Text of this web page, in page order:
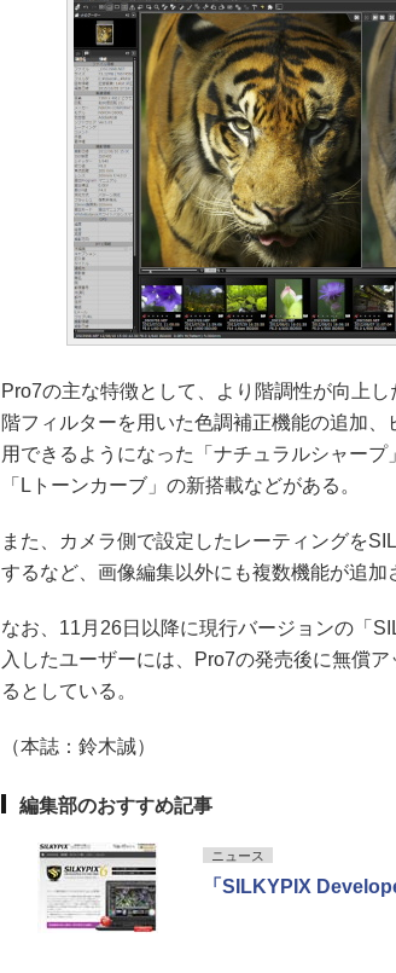
Pro7の主な特徴として、より階調性が向上
階フィルターを用いた色調補正機能の追加
用できるようになった「ナチュラルシャー
「Lトーンカーブ」の新搭載などがある。
また、カメラ側で設定したレーティングを
するなど、画像編集以外にも複数機能が追加
なお、11月26日以降に現行バージョンの「
入したユーザーには、Pro7の発売後に無償
るとしている。
（本誌：鈴木誠）
編集部のおすすめ記事
ニュース
「SILKYPIX